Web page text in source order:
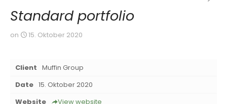
Standard portfolio
on 15. Oktober 2020
Client Muffin Group
Date 15. Oktober 2020
Website
View website